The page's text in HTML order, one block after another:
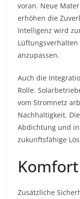
voran. Neue
erhöhen die
Intelligenz wird
anzupassen.
Auch die
Rolle.
vom Stromnetz
Nachhaltigkeit.
Abdichtung und
zukunftsfähige
Zusätzliche